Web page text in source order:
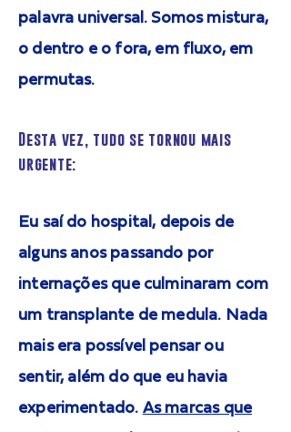
palavra universal. Somos mistura,
o dentro e o fora, em fluxo, em
permutas.
Desta vez, tudo se tornou mais
urgente:
Eu saí do hospital, depois de
alguns anos passando por
internações que culminaram com
um transplante de medula. Nada
mais era possível pensar ou
sentir, além do que eu havia
experimentado. As marcas que